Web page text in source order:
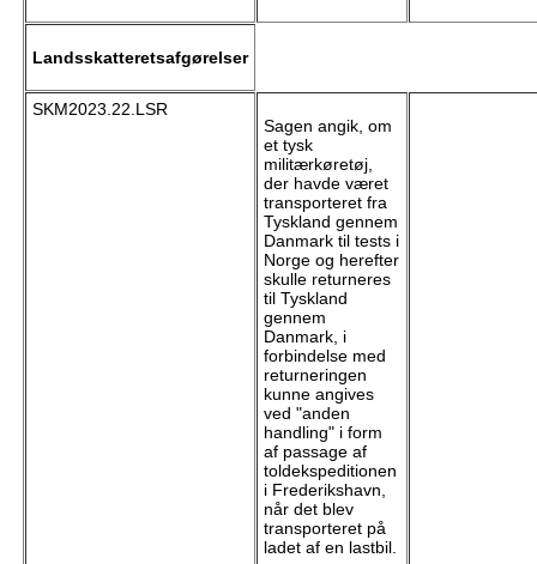
Landsskatteretsafgørelser
SKM2023.22.LSR
Sagen angik, om
et tysk
militærkøretøj,
der havde været
transporteret fra
Tyskland gennem
Danmark til tests i
Norge og herefter
skulle returneres
til Tyskland
gennem
Danmark, i
forbindelse med
returneringen
kunne angives
ved "anden
handling" i form
af passage af
toldekspeditionen
i Frederikshavn,
når det blev
transporteret på
ladet af en lastbil.